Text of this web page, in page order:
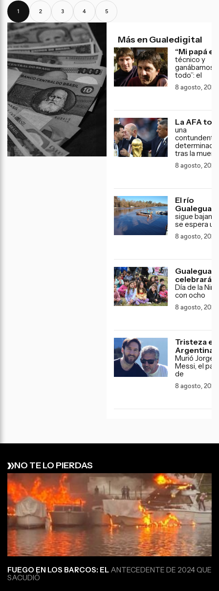
1 2 3 4 5
Más en Gualedigital
“Mi papá
técnico y
ganábamos
todo”: el
8 agosto, 2026
La AFA
una
contundente
tras la
8 agosto, 2026
El río
sigue
se espera un
8 agosto, 2026
celebrará
Día de la
con ocho
8 agosto, 2026
Tristeza en
Argentina:
Murió Jorge
Messi, el
de
8 agosto, 2026
NO TE LO PIERDAS
FUEGO EN LOS BARCOS: EL ANTECEDENTE DE 2024 QUE
SACUDIÓ